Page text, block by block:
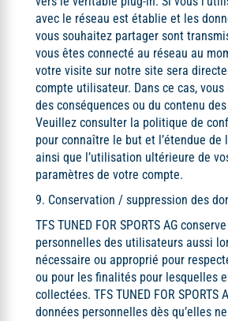
avec le réseau est établie et les
vous souhaitez partager sont
vous êtes connecté au réseau au
votre visite sur notre site sera
compte utilisateur. Dans ce cas,
des conséquences ou du contenu
Veuillez consulter la politique de
pour connaître le but et l’étendue
ainsi que l’utilisation ultérieure de
paramètres de votre compte.
9. Conservation / suppression des
TFS TUNED FOR SPORTS AG
personnelles des utilisateurs aussi
nécessaire ou approprié pour
ou pour les finalités pour lesquelles
collectées. TFS TUNED FOR SPORTS
données personnelles dès qu’elles